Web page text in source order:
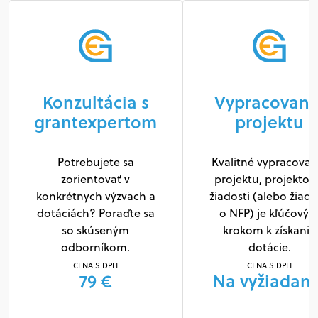
Konzultácia s
grantexpertom
Potrebujete sa
zorientovať v
konkrétnych výzvach a
dotáciách? Poraďte sa
so skúseným
odborníkom.
CENA S DPH
79 €
projektu
Kvalitné
projektu,
žiadosti (alebo
o NFP) je
krokom k získaniu
dotácie.
CENA S DPH
Na